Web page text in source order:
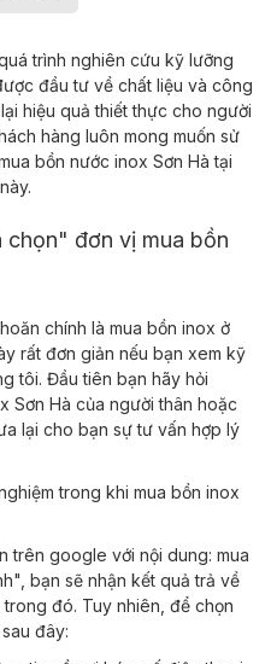
trình nghiên cứu kỹ lưỡng
đầu tư về chất liệu và công
hiệu quả thiết thực cho người
hàng luôn mong muốn sử
bồn nước inox Sơn Hà tại
chọn" đơn vị mua bồn
chính là mua bồn inox ở
rất đơn giản nếu bạn xem kỹ
tôi. Đầu tiên bạn hãy hỏi
Sơn Hà của người thân hoặc
lại cho bạn sự tư vấn hợp lý
trong khi mua bồn inox
trên google với nội dung: mua
bạn sẽ nhận kết quả trả về
đó. Tuy nhiên, để chọn
đây: